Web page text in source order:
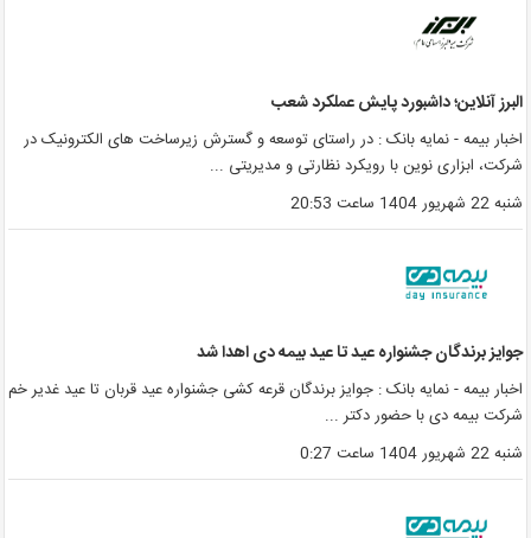
البرز آنلاین؛ داشبورد پایش عملکرد شعب
اخبار بیمه - نمایه بانک : در راستای توسعه و گسترش زیرساخت های الکترونیک در
شرکت، ابزاری نوین با رویکرد نظارتی و مدیریتی ...
شنبه 22 شهریور 1404 ساعت 20:53
جوایز برندگان جشنواره عید تا عید بیمه دی اهدا شد
اخبار بیمه - نمایه بانک : جوایز برندگان قرعه کشی جشنواره عید قربان تا عید غدیر خم
شرکت بیمه دی با حضور دکتر ...
شنبه 22 شهریور 1404 ساعت 0:27